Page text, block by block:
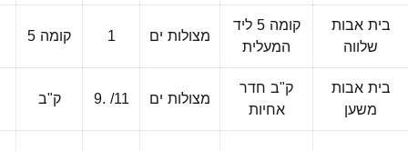
בית אבות
שלווה
קומה 5 ליד
המעלית מצולות ים 1
קומה 5
בית אבות
משען
ק"ב חדר
אחיות מצולות ים 9. /11 ק"ב